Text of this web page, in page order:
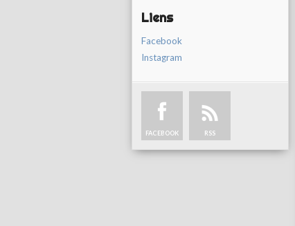
Liens
Facebook
Instagram
FACEBOOK RSS